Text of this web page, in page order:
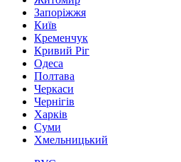
Запоріжжя
Київ
Кременчук
Кривий Ріг
Одеса
Полтава
Черкаси
Чернігів
Харків
Суми
Хмельницький